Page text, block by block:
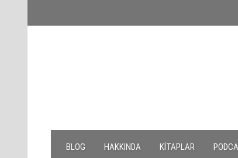
BLOG HAKKINDA KITAPLAR